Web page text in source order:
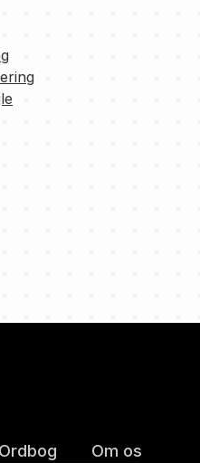
Om os